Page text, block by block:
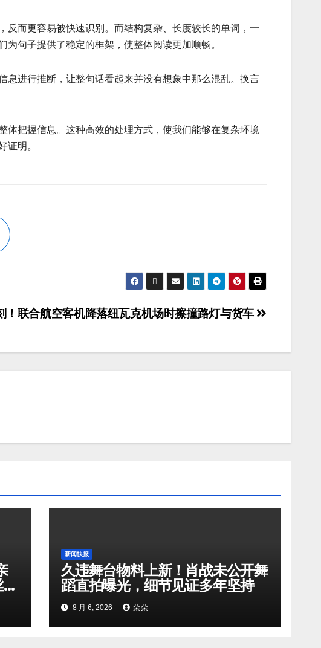
而更容易被快速识别。而结构复杂、长度较长的单词，一
句子提供了稳定的框架，使整体阅读更加顺畅。
息进行推断，让整句话看起来并没有想象中那么混乱。换言
体把握信息。这种高效的处理方式，使我们能够在复杂环境
证明。
！联合航空客机降落纽瓦克机场时擦撞路灯与货车
新闻快报
久违舞台物料上新！肖战未公开舞
蹈直拍曝光，细节见证多年坚持
8 月 6, 2026 朵朵